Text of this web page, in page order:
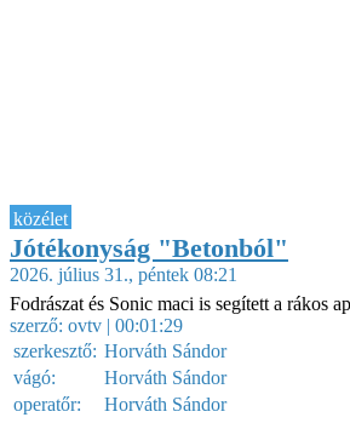
közélet
Jótékonyság "Betonból"
2026. július 31., péntek 08:21
Fodrászat és Sonic maci is segített a rákos
szerző: ovtv | 00:01:29
szerkesztő: Horváth Sándor
vágó:
Horváth Sándor
operatőr:
Horváth Sándor